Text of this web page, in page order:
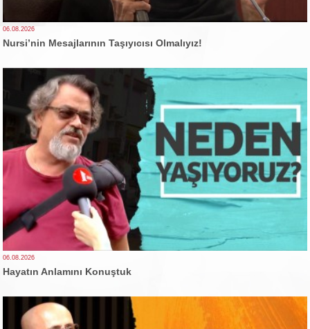
06.08.2026
Nursi’nin Mesajlarının Taşıyıcısı Olmalıyız!
06.08.2026
Hayatın Anlamını Konuştuk